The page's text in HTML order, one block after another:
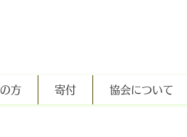
方 寄付 協会について